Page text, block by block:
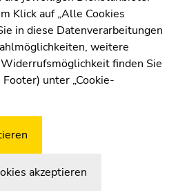
Klick auf „Alle Cookies
in diese Datenverarbeitungen
weitere
finden Sie
unter „Cookie-
akzeptieren